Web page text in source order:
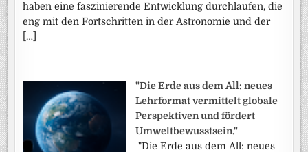
haben eine faszinierende Entwicklung durchlaufen, die
eng mit den Fortschritten in der Astronomie und der
[…]
"Die Erde aus dem All: neues
Lehrformat vermittelt globale
Perspektiven und fördert
Umweltbewusstsein."
"Die Erde aus dem All: neues